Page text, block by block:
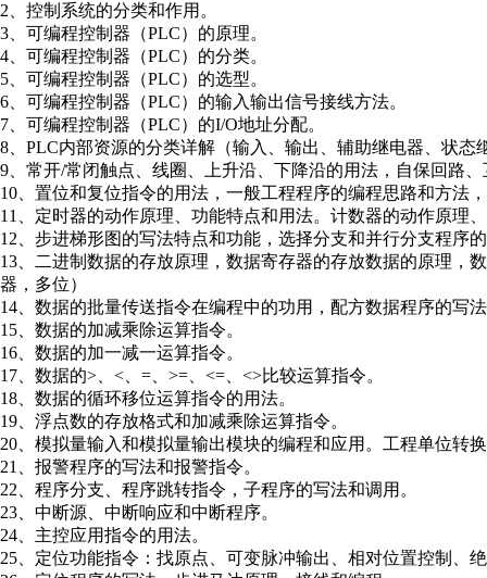
2、控制系统的分类和作用。
3、可编程控制器（PLC）的原理。
4、可编程控制器（PLC）的分类。
5、可编程控制器（PLC）的选型。
6、可编程控制器（PLC）的输入输出信号接线方法。
7、可编程控制器（PLC）的I/O地址分配。
8、PLC内部资源的分类详解（输入、输出、辅助继电器、状态
9、常开/常闭触点、线圈、上升沿、下降沿的用法，自保回路
10、置位和复位指令的用法，一般工程程序的编程思路和方法
11、定时器的动作原理、功能特点和用法。计数器的动作原理
12、步进梯形图的写法特点和功能，选择分支和并行分支程序
13、二进制数据的存放原理，数据寄存器的存放数据的原理，
器，多位）
14、数据的批量传送指令在编程中的功用，配方数据程序的写
15、数据的加减乘除运算指令。
16、数据的加一减一运算指令。
17、数据的>、<、=、>=、<=、<>比较运算指令。
18、数据的循环移位运算指令的用法。
19、浮点数的存放格式和加减乘除运算指令。
20、模拟量输入和模拟量输出模块的编程和应用。工程单位转
21、报警程序的写法和报警指令。
22、程序分支、程序跳转指令，子程序的写法和调用。
23、中断源、中断响应和中断程序。
24、主控应用指令的用法。
25、定位功能指令：找原点、可变脉冲输出、相对位置控制、